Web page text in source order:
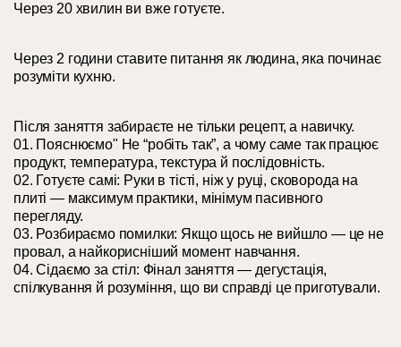
Через 20 хвилин ви вже готуєте.
Через 2 години ставите питання як людина, яка починає
розуміти кухню.
Після заняття забираєте не тільки рецепт, а навичку.
01. Пояснюємо" Не “робіть так”, а чому саме так працює
продукт, температура, текстура й послідовність.
02. Готуєте самі: Руки в тісті, ніж у руці, сковорода на
плиті — максимум практики, мінімум пасивного
перегляду.
03. Розбираємо помилки: Якщо щось не вийшло — це не
провал, а найкорисніший момент навчання.
04. Сідаємо за стіл: Фінал заняття — дегустація,
спілкування й розуміння, що ви справді це приготували.